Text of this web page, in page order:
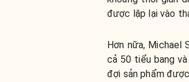
được lặp lại vào
Hơn nữa, Michael
cả 50 tiểu bang
đợi sản phẩm